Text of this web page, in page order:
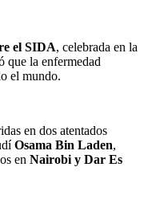
el SIDA, celebrada en la
que la enfermedad
el mundo.
en dos atentados
Osama Bin Laden,
en Nairobi y Dar Es